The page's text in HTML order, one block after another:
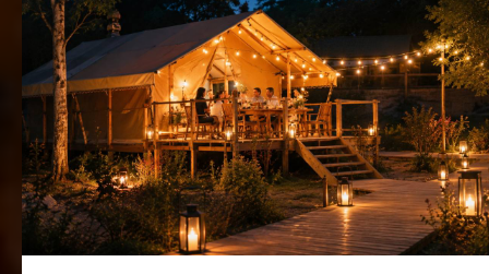
мероприятий, ресторана или
свадебной площадки уже этим
летом! Скидка 20% на Пати-тенты
и Пати-тенты Панорама
до 31 августа.
РАССЧИТАТЬ СТОИМОСТЬ
ПОЛУЧИТЬ КОНСУЛЬТАЦИЮ